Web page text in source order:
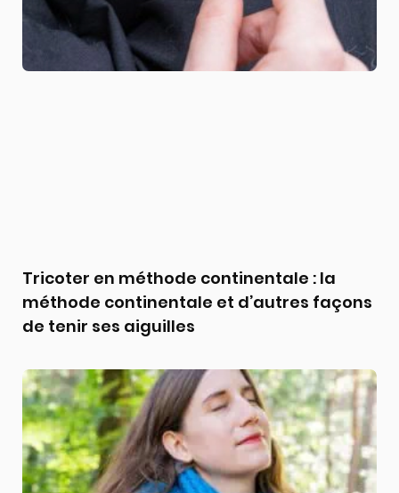
Tricoter en méthode continentale : la
méthode continentale et d’autres façons
de tenir ses aiguilles